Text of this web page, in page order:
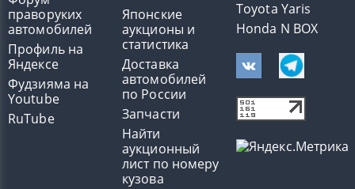
праворуких
автомобилей
Профиль на
Яндексе
Фудзияма на
Youtube
RuTube
Японские
аукционы и
статистика
Доставка
автомобилей
по России
Запчасти
Найти
аукционный
лист по номеру
кузова
Toyota Yaris
Honda N BOX